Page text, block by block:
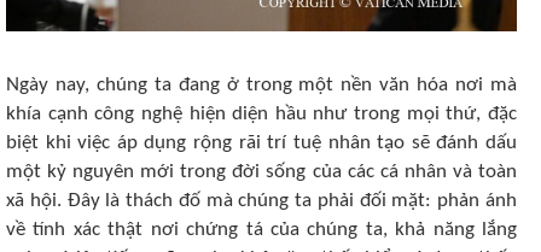
Ngày nay, chúng ta đang ở trong một nền văn hóa nơi mà
khía cạnh công nghệ hiện diện hầu như trong mọi thứ, đặc
biệt khi việc áp dụng rộng rãi trí tuệ nhân tạo sẽ đánh dấu
một kỷ nguyên mới trong đời sống của các cá nhân và toàn
xã hội. Đây là thách đố mà chúng ta phải đối mặt: phản ánh
về tính xác thật nơi chứng tá của chúng ta, khả năng lắng